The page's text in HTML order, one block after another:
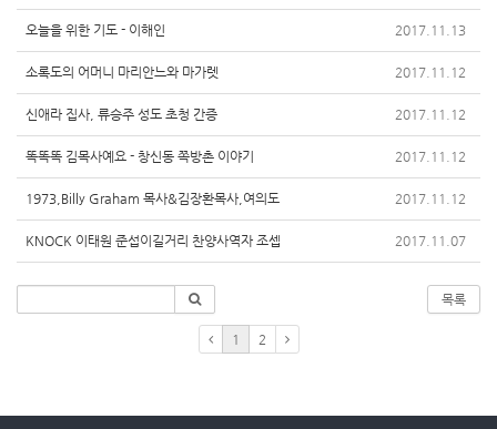
오늘을 위한 기도 - 이해인 2017.11.13
소록도의 어머니 마리안느와 마가렛 2017.11.12
신애라 집사, 류승주 성도 초청 간증 2017.11.12
똑똑똑 김목사예요 - 창신동 쪽방촌 이야기 2017.11.12
1973,Billy Graham 목사&김장환목사,여의도 2017.11.12
KNOCK 이태원 준섭이길거리 찬양사역자 조셉 2017.11.07
목록
1 2